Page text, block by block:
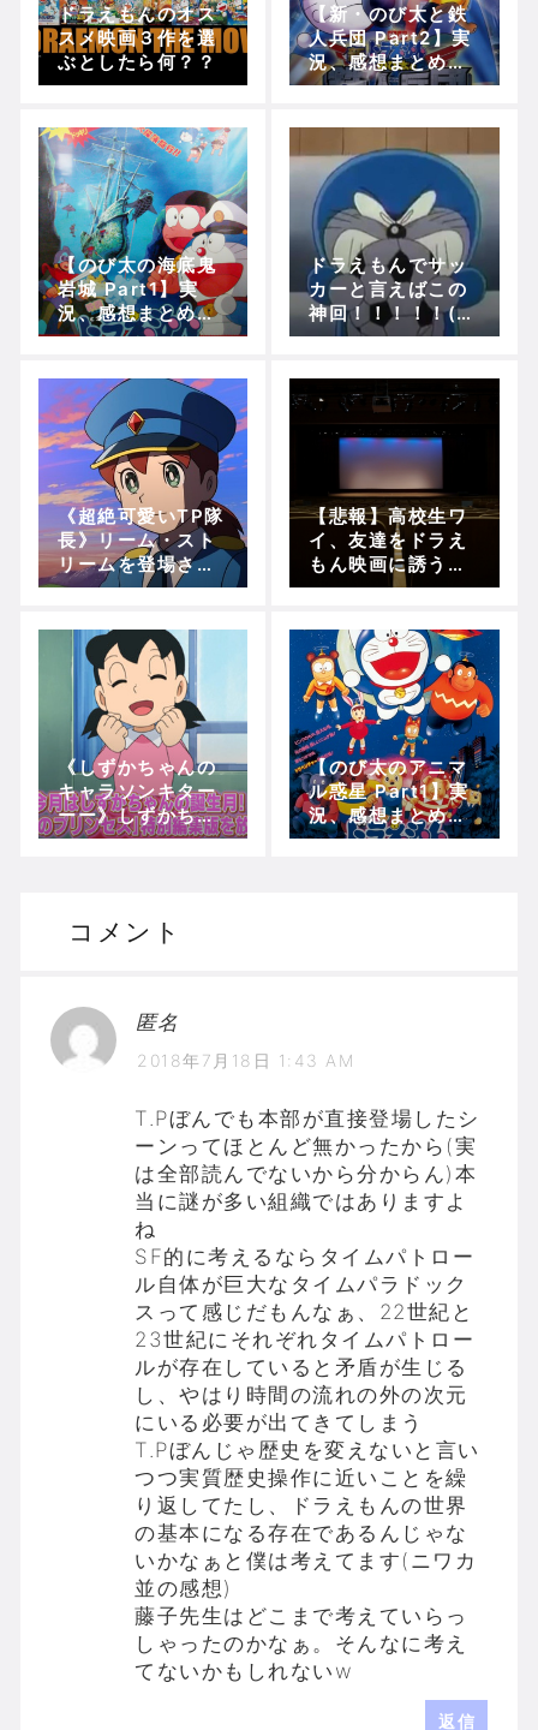
ドラえもんのオス
スメ映画３作を選
ぶとしたら何？？
【新・のび太と鉄
人兵団 Part2】実
況、感想まとめ！
(ザンダクロスに隠
が地球に来た目的
は！？)【5分で映
画ドラえもん】
【のび太の海底鬼
岩城 Part1】実
況、感想まとめ！
(Opening～宿題
分で映画ドラえも
ん】
ドラえもんでサッ
カーと言えばこの
神回！！！！！(ミ
ニドラ救助隊)
《超絶可愛いTP隊
長》リーム・スト
リームを登場させ
たのは神采配だっ
の日本誕生＆T・P
ぼん）
【悲報】高校生ワ
イ、友達をドラえ
もん映画に誘うも
誰一人了承しな
《しずかちゃんの
キャラソンキター
ーー》しずかちゃ
んの誕生月記念
【のび太のアニマ
ル惑星 Part1】実
況、感想まとめ！
(Opening～ピン
コメント
匿名
2018年7月18日 1:43 AM
T.Pぼんでも本部が直接登場したシ
ーンってほとんど無かったから(実
は全部読んでないから分からん)本
当に謎が多い組織ではありますよ
ね
SF的に考えるならタイムパトロー
ル自体が巨大なタイムパラドック
スって感じだもんなぁ、22世紀と
23世紀にそれぞれタイムパトロー
ルが存在していると矛盾が生じる
し、やはり時間の流れの外の次元
にいる必要が出てきてしまう
T.Pぼんじゃ歴史を変えないと言い
つつ実質歴史操作に近いことを繰
り返してたし、ドラえもんの世界
の基本になる存在であるんじゃな
いかなぁと僕は考えてます(ニワカ
並の感想)
藤子先生はどこまで考えていらっ
しゃったのかなぁ。そんなに考え
てないかもしれないw
返信